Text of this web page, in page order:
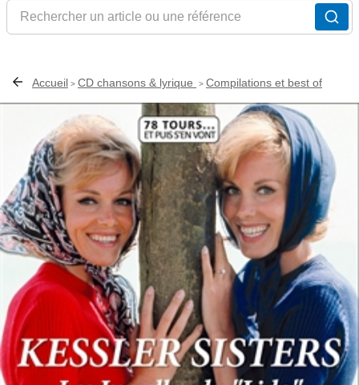
Rechercher un article ou une référence
Accueil > CD chansons & lyrique > Compilations et best of